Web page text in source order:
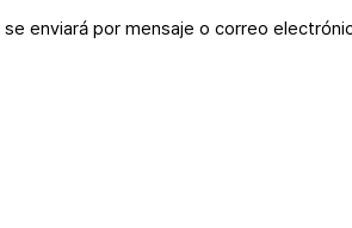
enviará por mensaje o correo